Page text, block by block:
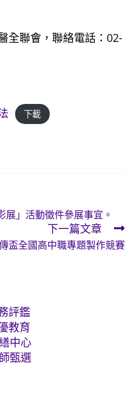
全聯會，聯絡電話：02-
下載
展」活動徵件參展事宜。
下一篇文章
盃全國高中職專題製作競賽
評鑑
教育
中心
甄選